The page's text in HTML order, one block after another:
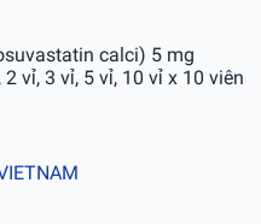
calci) 5 mg
2 vỉ, 3 vỉ, 5 vỉ, 10 vỉ x 10 viên